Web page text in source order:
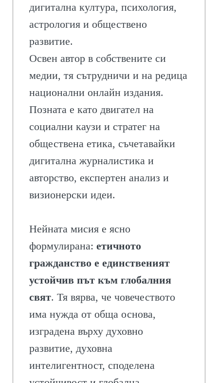
дигитална култура, психология,
астрология и обществено
развитие.
Освен автор в собствените си
медии, тя сътрудничи и на редица
национални онлайн издания.
Позната е като двигател на
социални каузи и стратег на
обществена етика, съчетавайки
дигитална журналистика и
авторство, експертен анализ и
визионерски идеи.
Нейната мисия е ясно
формулирана:етичното
гражданство е единственият
устойчив път към глобалния
свят. Тя вярва, че човечеството
има нужда от обща основа,
изградена върху духовно
развитие, духовна
интелигентност, споделена